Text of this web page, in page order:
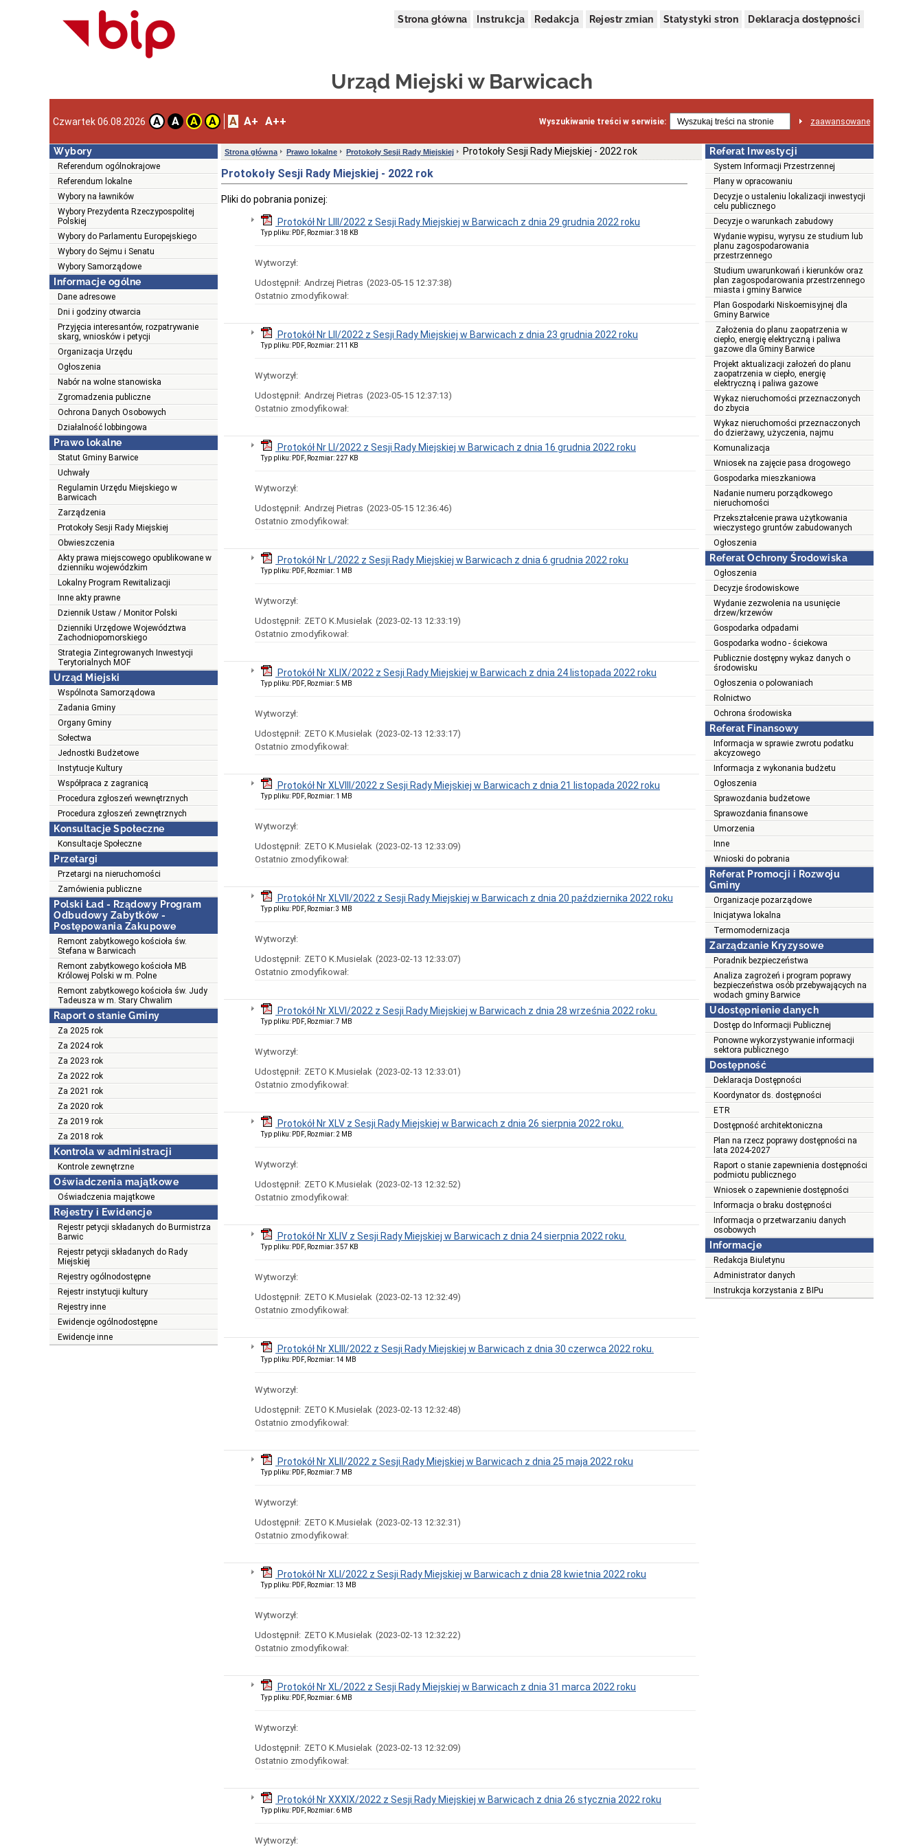
Strona główna Instrukcja Redakcja Rejestr zmian Statystyki stron Deklaracja dostępności
Urząd Miejski w Barwicach
Czwartek 06.08.2026 A A A A A A+ A++ Wyszukiwanie treści w serwisie: zaawansowane
Wybory
Referendum ogólnokrajowe
Referendum lokalne
Wybory na ławników
Wybory Prezydenta Rzeczypospolitej
Polskiej
Wybory do Parlamentu Europejskiego
Wybory do Sejmu i Senatu
Wybory Samorządowe
Informacje ogólne
Dane adresowe
Dni i godziny otwarcia
Przyjęcia interesantów, rozpatrywanie
skarg, wniosków i petycji
Organizacja Urzędu
Ogłoszenia
Nabór na wolne stanowiska
Zgromadzenia publiczne
Ochrona Danych Osobowych
Działalność lobbingowa
Prawo lokalne
Statut Gminy Barwice
Uchwały
Regulamin Urzędu Miejskiego w
Barwicach
Zarządzenia
Protokoły Sesji Rady Miejskiej
Obwieszczenia
Akty prawa miejscowego opublikowane w
dzienniku wojewódzkim
Lokalny Program Rewitalizacji
Inne akty prawne
Dziennik Ustaw / Monitor Polski
Dzienniki Urzędowe Województwa
Zachodniopomorskiego
Strategia Zintegrowanych Inwestycji
Terytorialnych MOF
Urząd Miejski
Wspólnota Samorządowa
Zadania Gminy
Organy Gminy
Sołectwa
Jednostki Budżetowe
Instytucje Kultury
Współpraca z zagranicą
Procedura zgłoszeń wewnętrznych
Procedura zgłoszeń zewnętrznych
Konsultacje Społeczne
Konsultacje Społeczne
Przetargi
Przetargi na nieruchomości
Zamówienia publiczne
Polski Ład - Rządowy Program
Odbudowy Zabytków -
Postępowania Zakupowe
Remont zabytkowego kościoła św.
Stefana w Barwicach
Remont zabytkowego kościoła MB
Królowej Polski w m. Polne
Remont zabytkowego kościoła św. Judy
Tadeusza w m. Stary Chwalim
Raport o stanie Gminy
Za 2025 rok
Za 2024 rok
Za 2023 rok
Za 2022 rok
Za 2021 rok
Za 2020 rok
Za 2019 rok
Za 2018 rok
Kontrola w administracji
Kontrole zewnętrzne
Oświadczenia majątkowe
Oświadczenia majątkowe
Rejestry i Ewidencje
Rejestr petycji składanych do Burmistrza
Barwic
Rejestr petycji składanych do Rady
Miejskiej
Rejestry ogólnodostępne
Rejestr instytucji kultury
Rejestry inne
Ewidencje ogólnodostępne
Ewidencje inne
Strona główna Prawo lokalne Protokoły Sesji Rady Miejskiej Protokoły Sesji Rady Miejskiej - 2022 rok
Protokoły Sesji Rady Miejskiej - 2022 rok
Pliki do pobrania ponizej:
Protokół Nr LIII/2022 z Sesji Rady Miejskiej w Barwicach z dnia 29 grudnia 2022 roku
Typ pliku: PDF, Rozmiar: 318 KB
Wytworzył:
Udostępnił: Andrzej Pietras (2023-05-15 12:37:38)
Ostatnio zmodyfikował:
Protokół Nr LII/2022 z Sesji Rady Miejskiej w Barwicach z dnia 23 grudnia 2022 roku
Typ pliku: PDF, Rozmiar: 211 KB
Wytworzył:
Udostępnił: Andrzej Pietras (2023-05-15 12:37:13)
Ostatnio zmodyfikował:
Protokół Nr LI/2022 z Sesji Rady Miejskiej w Barwicach z dnia 16 grudnia 2022 roku
Typ pliku: PDF, Rozmiar: 227 KB
Wytworzył:
Udostępnił: Andrzej Pietras (2023-05-15 12:36:46)
Ostatnio zmodyfikował:
Protokół Nr L/2022 z Sesji Rady Miejskiej w Barwicach z dnia 6 grudnia 2022 roku
Typ pliku: PDF, Rozmiar: 1 MB
Wytworzył:
Udostępnił: ZETO K.Musielak (2023-02-13 12:33:19)
Ostatnio zmodyfikował:
Protokół Nr XLIX/2022 z Sesji Rady Miejskiej w Barwicach z dnia 24 listopada 2022 roku
Typ pliku: PDF, Rozmiar: 5 MB
Wytworzył:
Udostępnił: ZETO K.Musielak (2023-02-13 12:33:17)
Ostatnio zmodyfikował:
Protokół Nr XLVIII/2022 z Sesji Rady Miejskiej w Barwicach z dnia 21 listopada 2022 roku
Typ pliku: PDF, Rozmiar: 1 MB
Wytworzył:
Udostępnił: ZETO K.Musielak (2023-02-13 12:33:09)
Ostatnio zmodyfikował:
Protokół Nr XLVII/2022 z Sesji Rady Miejskiej w Barwicach z dnia 20 października 2022 roku
Typ pliku: PDF, Rozmiar: 3 MB
Wytworzył:
Udostępnił: ZETO K.Musielak (2023-02-13 12:33:07)
Ostatnio zmodyfikował:
Protokół Nr XLVI/2022 z Sesji Rady Miejskiej w Barwicach z dnia 28 września 2022 roku.
Typ pliku: PDF, Rozmiar: 7 MB
Wytworzył:
Udostępnił: ZETO K.Musielak (2023-02-13 12:33:01)
Ostatnio zmodyfikował:
Protokół Nr XLV z Sesji Rady Miejskiej w Barwicach z dnia 26 sierpnia 2022 roku.
Typ pliku: PDF, Rozmiar: 2 MB
Wytworzył:
Udostępnił: ZETO K.Musielak (2023-02-13 12:32:52)
Ostatnio zmodyfikował:
Protokół Nr XLIV z Sesji Rady Miejskiej w Barwicach z dnia 24 sierpnia 2022 roku.
Typ pliku: PDF, Rozmiar: 357 KB
Wytworzył:
Udostępnił: ZETO K.Musielak (2023-02-13 12:32:49)
Ostatnio zmodyfikował:
Protokół Nr XLIII/2022 z Sesji Rady Miejskiej w Barwicach z dnia 30 czerwca 2022 roku.
Typ pliku: PDF, Rozmiar: 14 MB
Wytworzył:
Udostępnił: ZETO K.Musielak (2023-02-13 12:32:48)
Ostatnio zmodyfikował:
Protokół Nr XLII/2022 z Sesji Rady Miejskiej w Barwicach z dnia 25 maja 2022 roku
Typ pliku: PDF, Rozmiar: 7 MB
Wytworzył:
Udostępnił: ZETO K.Musielak (2023-02-13 12:32:31)
Ostatnio zmodyfikował:
Protokół Nr XLI/2022 z Sesji Rady Miejskiej w Barwicach z dnia 28 kwietnia 2022 roku
Typ pliku: PDF, Rozmiar: 13 MB
Wytworzył:
Udostępnił: ZETO K.Musielak (2023-02-13 12:32:22)
Ostatnio zmodyfikował:
Protokół Nr XL/2022 z Sesji Rady Miejskiej w Barwicach z dnia 31 marca 2022 roku
Typ pliku: PDF, Rozmiar: 6 MB
Wytworzył:
Udostępnił: ZETO K.Musielak (2023-02-13 12:32:09)
Ostatnio zmodyfikował:
Protokół Nr XXXIX/2022 z Sesji Rady Miejskiej w Barwicach z dnia 26 stycznia 2022 roku
Typ pliku: PDF, Rozmiar: 6 MB
Wytworzył:
Referat Inwestycji
System Informacji Przestrzennej
Plany w opracowaniu
Decyzje o ustaleniu lokalizacji inwestycji
celu publicznego
Decyzje o warunkach zabudowy
Wydanie wypisu, wyrysu ze studium lub
planu zagospodarowania
przestrzennego
Studium uwarunkowań i kierunków oraz
plan zagospodarowania przestrzennego
miasta i gminy Barwice
Plan Gospodarki Niskoemisyjnej dla
Gminy Barwice
Założenia do planu zaopatrzenia w
ciepło, energię elektryczną i paliwa
gazowe dla Gminy Barwice
Projekt aktualizacji założeń do planu
zaopatrzenia w ciepło, energię
elektryczną i paliwa gazowe
Wykaz nieruchomości przeznaczonych
do zbycia
Wykaz nieruchomości przeznaczonych
do dzierżawy, użyczenia, najmu
Komunalizacja
Wniosek na zajęcie pasa drogowego
Gospodarka mieszkaniowa
Nadanie numeru porządkowego
nieruchomości
Przekształcenie prawa użytkowania
wieczystego gruntów zabudowanych
Ogłoszenia
Referat Ochrony Środowiska
Ogłoszenia
Decyzje środowiskowe
Wydanie zezwolenia na usunięcie
drzew/krzewów
Gospodarka odpadami
Gospodarka wodno - ściekowa
Publicznie dostępny wykaz danych o
środowisku
Ogłoszenia o polowaniach
Rolnictwo
Ochrona środowiska
Referat Finansowy
Informacja w sprawie zwrotu podatku
akcyzowego
Informacja z wykonania budżetu
Ogłoszenia
Sprawozdania budżetowe
Sprawozdania finansowe
Umorzenia
Inne
Wnioski do pobrania
Referat Promocji i Rozwoju
Gminy
Organizacje pozarządowe
Inicjatywa lokalna
Termomodernizacja
Zarządzanie Kryzysowe
Poradnik bezpieczeństwa
Analiza zagrożeń i program poprawy
bezpieczeństwa osób przebywających na
wodach gminy Barwice
Udostępnienie danych
Dostęp do Informacji Publicznej
Ponowne wykorzystywanie informacji
sektora publicznego
Dostępność
Deklaracja Dostępności
Koordynator ds. dostępności
ETR
Dostępność architektoniczna
Plan na rzecz poprawy dostępności na
lata 2024-2027
Raport o stanie zapewnienia dostępności
podmiotu publicznego
Wniosek o zapewnienie dostępności
Informacja o braku dostępności
Informacja o przetwarzaniu danych
osobowych
Informacje
Redakcja Biuletynu
Administrator danych
Instrukcja korzystania z BIPu